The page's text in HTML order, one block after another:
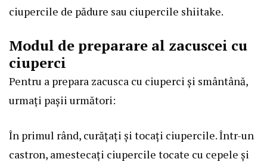
ciupercile de pădure sau ciupercile shiitake.
Modul de preparare al zacuscei cu
ciuperci
Pentru a prepara zacusca cu ciuperci și smântână,
urmați pașii următori:
În primul rând, curățați și tocați ciupercile. Într-un
castron, amestecați ciupercile tocate cu cepele și